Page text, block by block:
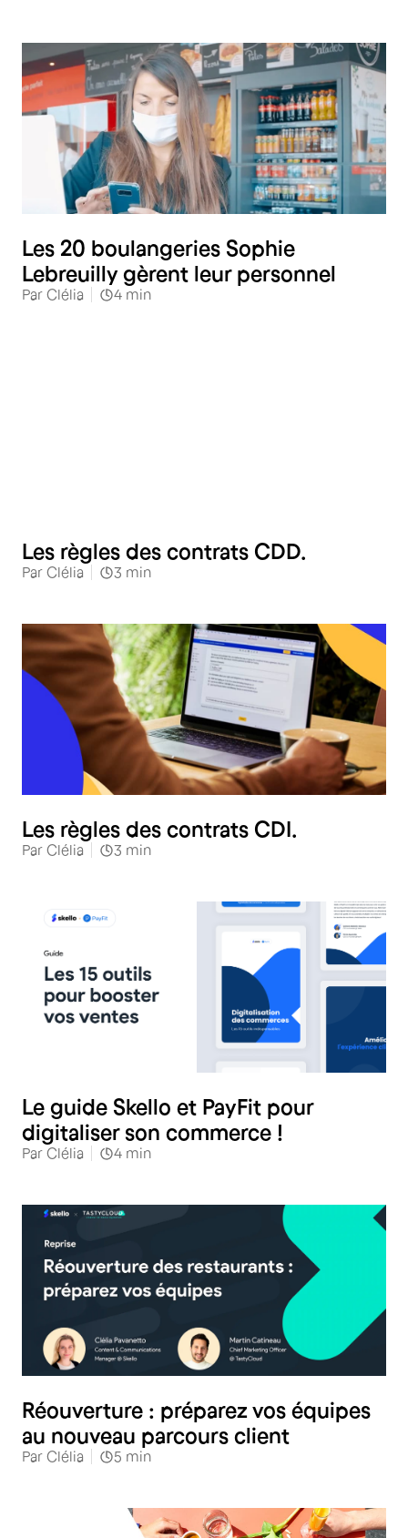
Les 20 boulangeries Sophie
Lebreuilly gèrent leur personnel
Par Clélia 4 min
Les règles des contrats CDD.
Par Clélia 3 min
Les règles des contrats CDI.
Par Clélia 3 min
Le guide Skello et PayFit pour
digitaliser son commerce !
Par Clélia 4 min
Réouverture : préparez vos équipes
au nouveau parcours client
Par Clélia 5 min